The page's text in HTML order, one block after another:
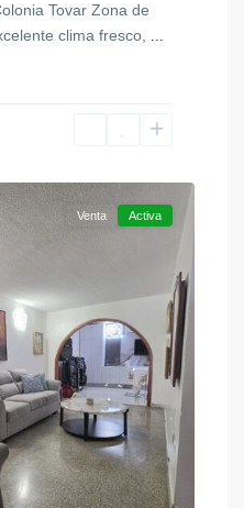
Tovar Zona de
clima fresco, ...
Venta Activa